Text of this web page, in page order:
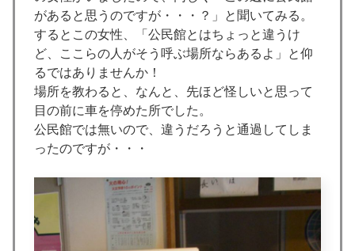
があると思うのですが・・・？」と聞いてみる。
するとこの女性、「公民館とはちょっと違うけ
ど、ここらの人がそう呼ぶ場所ならあるよ」と仰
るではありませんか！
場所を教わると、なんと、先ほど怪しいと思って
目の前に車を停めた所でした。
公民館では無いので、違うだろうと通過してしま
ったのですが・・・